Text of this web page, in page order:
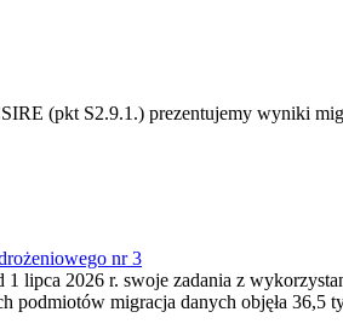
(pkt S2.9.1.) prezentujemy wyniki
nr 3
lipca 2026 r. swoje zadania z
migracja danych objęła 36,5